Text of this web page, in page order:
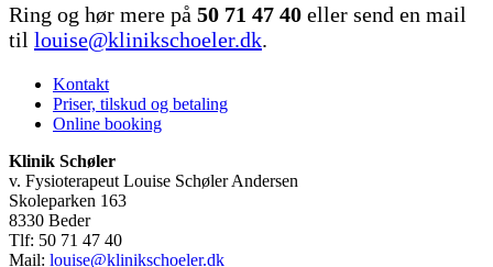
Ring og hør mere på 50 71 47 40 eller send en mail
til louise@klinikschoeler.dk.
Kontakt
Priser, tilskud og betaling
Online booking
Klinik Schøler
v. Fysioterapeut Louise Schøler Andersen
Skoleparken 163
8330 Beder
Tlf: 50 71 47 40
Mail: louise@klinikschoeler.dk